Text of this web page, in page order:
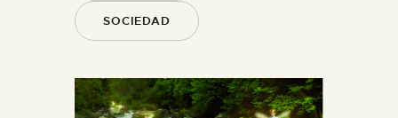
SOCIEDAD